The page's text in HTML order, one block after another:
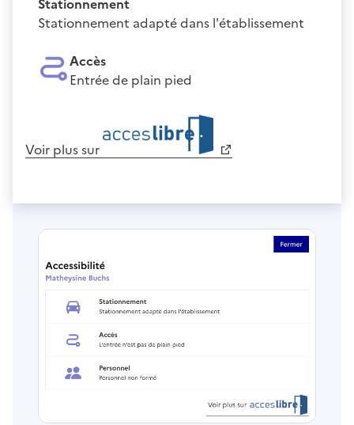
Stationnement adapté dans l'établissement
Accès
Entrée de plain pied
Voir plus sur